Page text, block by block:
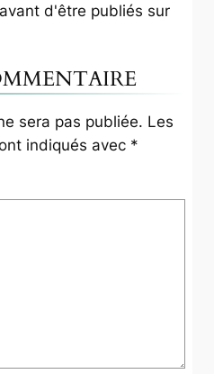
d'être publiés sur
sera pas publiée. Les
indiqués avec *